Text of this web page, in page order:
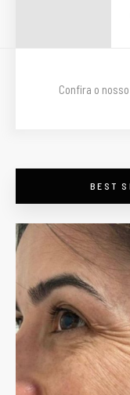
Confira o
BEST